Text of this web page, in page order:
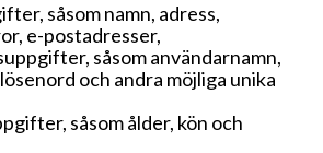
såsom namn, adress,
e-postadresser,
såsom användarnamn,
och andra möjliga unika
såsom ålder, kön och